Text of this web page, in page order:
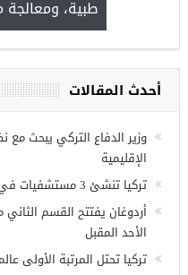
فرص عمل للسوريين
أحدث المقالات
وزير الدفاع التركي يبحث مع
الإقليمية
تركيا تنشئ 3 مستشفيات في مناطق درع الفرات بسوريا
أردوغان يفتتح القسم
الأحد المقبل